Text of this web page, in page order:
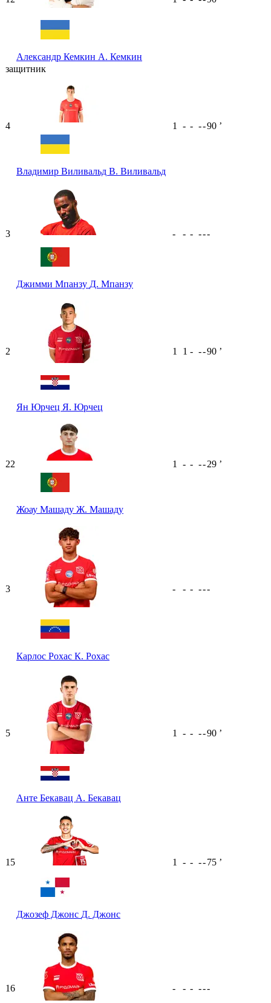
Александр Кемкин А. Кемкин
защитник
4
Владимир Виливальд В. Виливальд
1 - - --90 ʼ
3
Джимми Мпанзу Д. Мпанзу
- - - ---
2
Ян Юрчец Я. Юрчец
1 1 - --90 ʼ
22
Жоау Машаду Ж. Машаду
1 - - --29 ʼ
3
Карлос Рохас К. Рохас
- - - ---
5
Анте Бекавац А. Бекавац
1 - - --90 ʼ
15
Джозеф Джонс Д. Джонс
1 - - --75 ʼ
16 - - - ---